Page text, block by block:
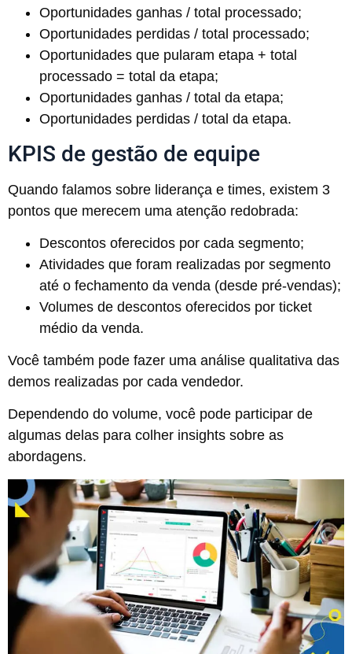
Oportunidades ganhas / total processado;
Oportunidades perdidas / total processado;
Oportunidades que pularam etapa + total
processado = total da etapa;
Oportunidades ganhas / total da etapa;
Oportunidades perdidas / total da etapa.
KPIS de gestão de equipe
Quando falamos sobre liderança e times, existem 3
pontos que merecem uma atenção redobrada:
Descontos oferecidos por cada segmento;
Atividades que foram realizadas por segmento
até o fechamento da venda (desde pré-vendas);
Volumes de descontos oferecidos por ticket
médio da venda.
Você também pode fazer uma análise qualitativa das
demos realizadas por cada vendedor.
Dependendo do volume, você pode participar de
algumas delas para colher insights sobre as
abordagens.